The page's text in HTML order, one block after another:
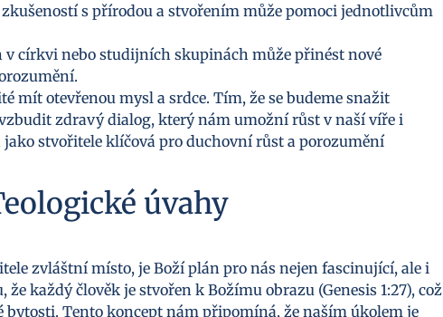
s přírodou a stvořením může pomoci jednotlivcům
v církvi nebo studijních skupinách může přinést nové
mít otevřenou mysl a srdce. Tím, že se budeme snažit
zdravý dialog, který nám umožní růst v naší víře i
stvořitele klíčová pro duchovní růst a porozumění
úvahy
zvláštní místo, je Boží plán pro nás nejen fascinující, ale i
každý člověk je stvořen k Božímu obrazu (Genesis 1:27), což
Tento koncept nám připomíná, že naším úkolem je